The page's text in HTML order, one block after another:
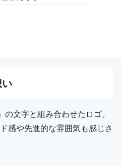
文字と組み合わせたロゴ。
感や先進的な雰囲気も感じさ